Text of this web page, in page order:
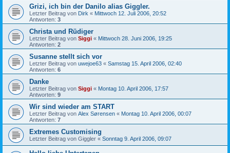
Grizi, ich bin der Danilo alias Giggler.
Letzter Beitrag von Dirk « Mittwoch 12. Juli 2006, 20:52
Antworten: 3
Christa und Rüdiger
Letzter Beitrag von Siggi « Mittwoch 28. Juni 2006, 19:25
Antworten: 2
Susanne stellt sich vor
Letzter Beitrag von uwejoe63 « Samstag 15. April 2006, 02:40
Antworten: 6
Danke
Letzter Beitrag von Siggi « Montag 10. April 2006, 17:57
Antworten: 9
Wir sind wieder am START
Letzter Beitrag von Alex Sørensen « Montag 10. April 2006, 00:07
Antworten: 7
Extremes Customising
Letzter Beitrag von Giggler « Sonntag 9. April 2006, 09:07